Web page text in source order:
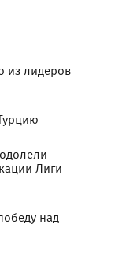
из лидеров
Лиги
над